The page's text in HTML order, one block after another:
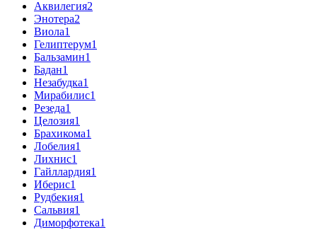
Аквилегия2
Энотера2
Виола1
Гелиптерум1
Бальзамин1
Бадан1
Незабудка1
Мирабилис1
Резеда1
Целозия1
Брахикома1
Лобелия1
Лихнис1
Гайллардия1
Иберис1
Рудбекия1
Сальвия1
Диморфотека1